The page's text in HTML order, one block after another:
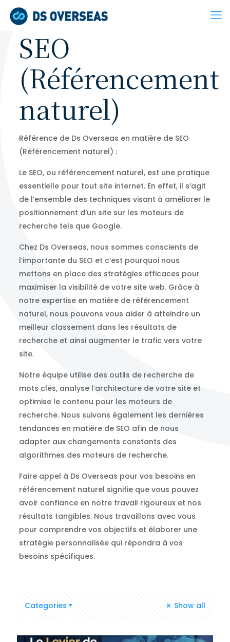
SEO
(Référencement
naturel)
Référence de Ds Overseas en matière de SEO
(Référencement naturel) :
Le SEO, ou référencement naturel, est une pratique
essentielle pour tout site internet. En effet, il s’agit
de l’ensemble des techniques visant à améliorer le
positionnement d’un site sur les moteurs de
recherche tels que Google.
Chez Ds Overseas, nous sommes conscients de
l’importante du SEO et c’est pourquoi nous
mettons en place des stratégies efficaces pour
maximiser la visibilité de votre site web. Grâce à
notre expertise en matière de référencement
naturel, nous pouvons vous aider à atteindre un
meilleur classement dans les résultats de
recherche et ainsi augmenter le trafic vers votre
site.
Notre équipe utilise des outils de recherche de
mots clés, analyse l’architecture de votre site et
optimise le contenu pour les moteurs de
recherche. Nous suivons également les dernières
tendances en matière de SEO afin de nous
adapter aux changements constants des
algorithmes des moteurs de recherche.
Faire appel à Ds Overseas pour vos besoins en
référencement naturel signifie que vous pouvez
avoir confiance en notre travail rigoureux et nos
résultats tangibles. Nous travaillons avec vous
pour comprendre vos objectifs et élaborer une
stratégie personnalisée qui répondra à vos
besoins spécifiques.
Categories Show all